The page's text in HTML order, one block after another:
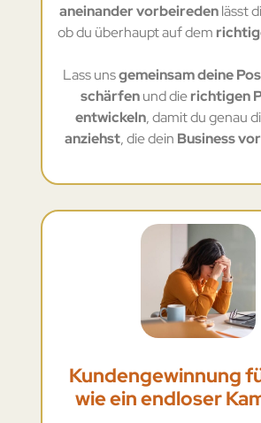
aneinander vorbeiredenlässt
ob du überhaupt auf dem
Lass unsgemeinsam deine
schärfenund dierichtigen
entwickeln, damit du genau
anziehst, die dein Business
Kundengewinnung
wie ein endloser